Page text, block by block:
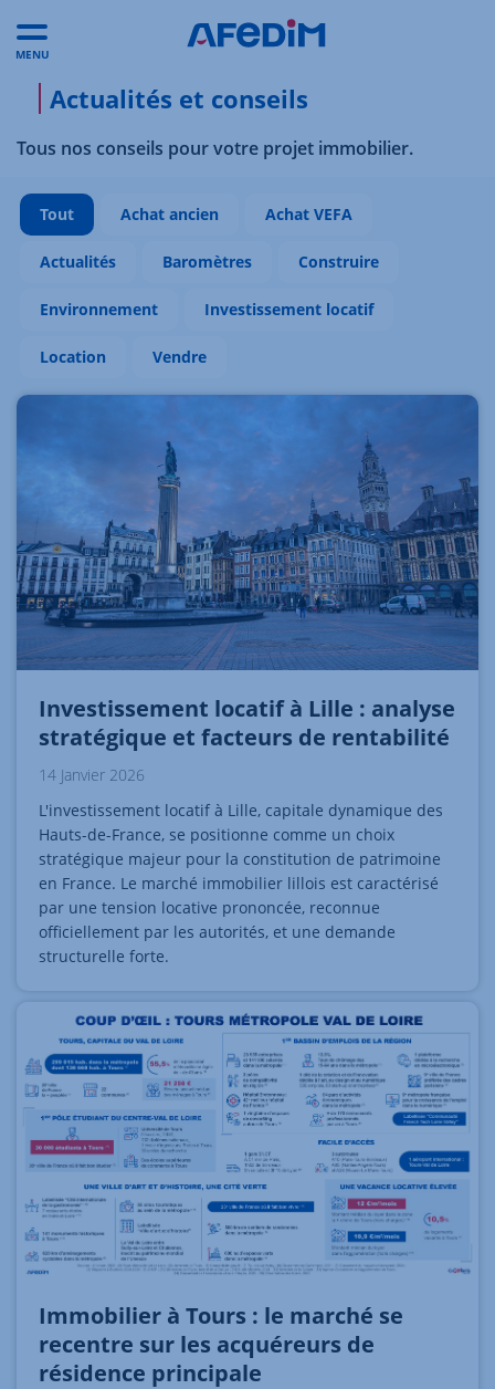
MENU
Actualités et conseils
Tous nos conseils pour votre projet immobilier.
Tout Achat ancien Achat VEFA
Actualités Baromètres Construire
Environnement Investissement locatif
Location Vendre
Investissement locatif à Lille : analyse
stratégique et facteurs de rentabilité
14 Janvier 2026
L'investissement locatif à Lille, capitale dynamique des
Hauts-de-France, se positionne comme un choix
stratégique majeur pour la constitution de patrimoine
en France. Le marché immobilier lillois est caractérisé
par une tension locative prononcée, reconnue
officiellement par les autorités, et une demande
structurelle forte.
Immobilier à Tours : le marché se
recentre sur les acquéreurs de
résidence principale